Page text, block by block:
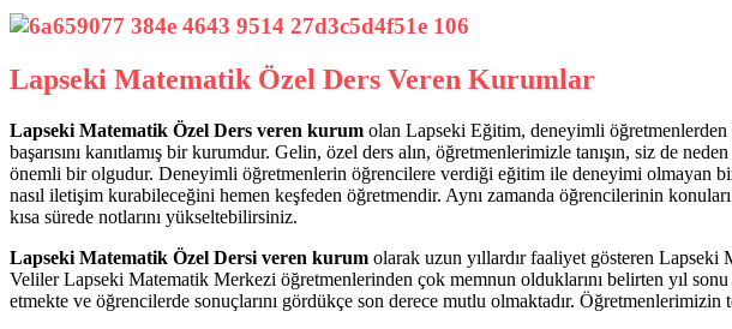
Lapseki Matematik Özel Ders Veren Kurumlar
Lapseki Matematik Özel Ders veren kurum olan Lapseki Eğitim, deneyimli
başarısını kanıtlamış bir kurumdur. Gelin, özel ders alın, öğretmenlerimizle tanışın, siz de
önemli bir olgudur. Deneyimli öğretmenlerin öğrencilere verdiği eğitim ile deneyimi olmayan
nasıl iletişim kurabileceğini hemen keşfeden öğretmendir. Aynı zamanda öğrencilerinin
kısa sürede notlarını yükseltebilirsiniz.
Lapseki Matematik Özel Dersi veren kurum olarak uzun yıllardır faaliyet gösteren Lapseki
Veliler Lapseki Matematik Merkezi öğretmenlerinden çok memnun olduklarını belirten yıl
etmekte ve öğrencilerde sonuçlarını gördükçe son derece mutlu olmaktadır.